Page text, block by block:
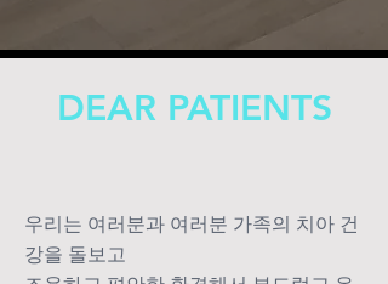
DEAR PATIENTS
우리는 여러분과 여러분 가족의 치아 건
강을 돌보고